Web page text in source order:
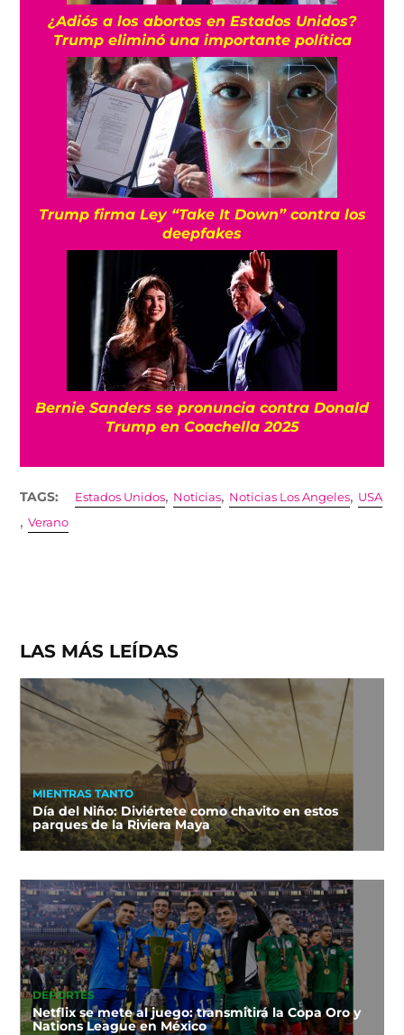
¿Adiós a los abortos en Estados Unidos?
Trump eliminó una importante política
Trump firma Ley “Take It Down” contra los
deepfakes
Bernie Sanders se pronuncia contra Donald
Trump en Coachella 2025
TAGS: Estados Unidos, Noticias, Noticias Los Angeles, USA
,Verano
LAS MÁS LEÍDAS
MIENTRAS TANTO
Día del Niño: Diviértete como chavito en estos
parques de la Riviera Maya
DEPORTES
Netflix se mete al juego: transmitirá la Copa Oro y
Nations League en México